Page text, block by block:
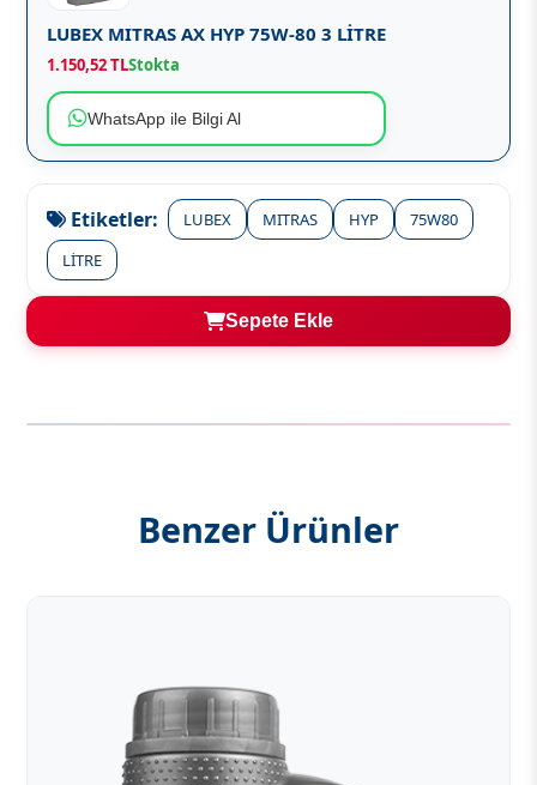
LUBEX MITRAS AX HYP 75W-80 3 LİTRE
1.150,52 TLStokta
WhatsApp ile Bilgi Al
Etiketler: LUBEX MITRAS HYP
75W80
LİTRE
Sepete Ekle
Benzer Ürünler